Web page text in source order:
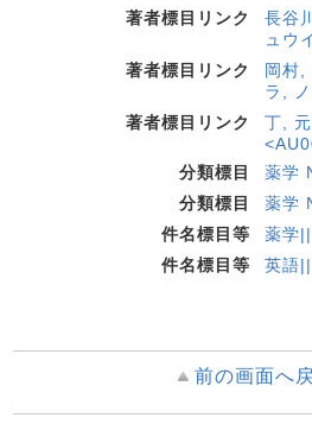
著者標目リンク
長谷
ュウ
著者標目リンク
岡村,
ラ,
著者標目リンク
丁,
分類標目
薬学
分類標目
薬学
件名標目等
薬学
件名標目等
英語
前の画面へ